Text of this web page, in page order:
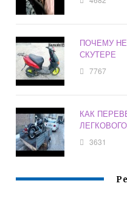
ПОЧЕМУ
СКУТЕРЕ
7767
КАК
3631